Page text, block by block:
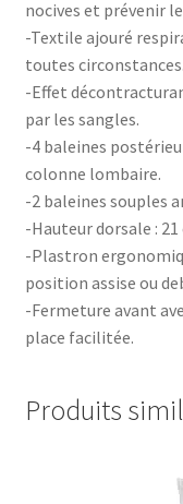
nocives et prévenir
-Textile ajouré
toutes circonstances.
-Effet
par les sangles.
-4 baleines
colonne lombaire.
-2 baleines souples
-Hauteur dorsale :
-Plastron
position assise ou
-Fermeture avant
place facilitée.
Produits